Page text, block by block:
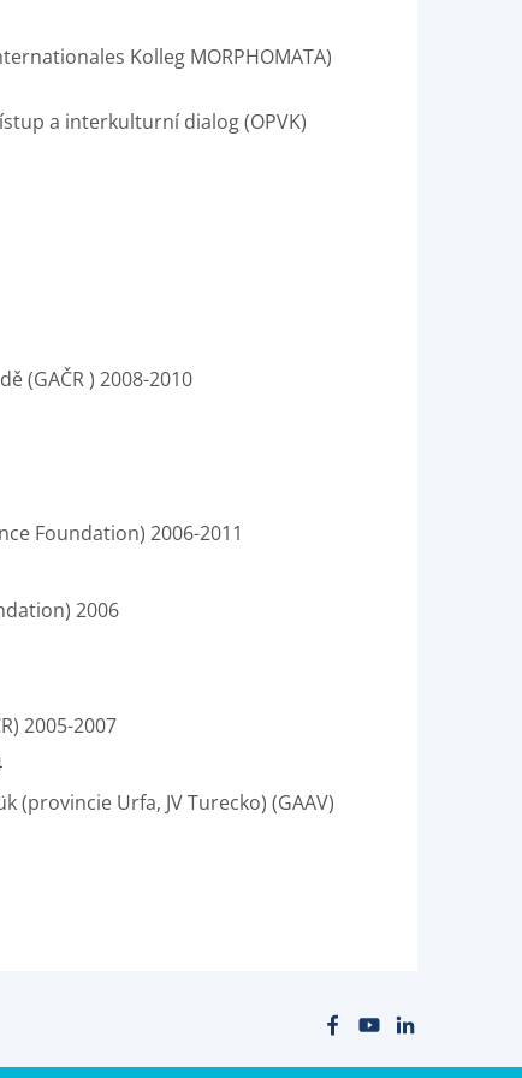
Kolleg MORPHOMATA)
a interkulturní dialog (OPVK)
(GAČR ) 2008-2010
Foundation) 2006-2011
2006
2005-2007
Urfa, JV Turecko) (GAAV)